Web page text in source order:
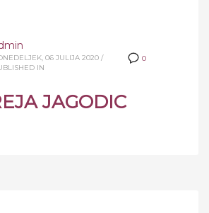
0
06 JULIJA 2020 /
IN
JAGODIC